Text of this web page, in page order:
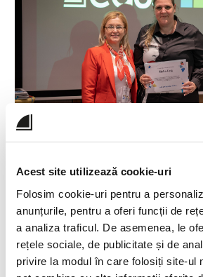
Acest site utilizează cookie-uri
Folosim cookie-uri pentru a
anunțurile, pentru a oferi funcții de
a analiza traficul. De asemenea, le
rețele sociale, de publicitate și de
privire la modul în care folosiți site-ul